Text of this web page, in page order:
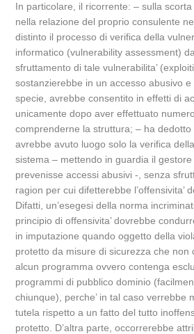
In particolare, il ricorrente: – sulla
nella relazione del proprio consulente
distinto il processo di verifica della
informatico (vulnerability assessment)
sfruttamento di tale vulnerabilita’
sostanzierebbe in un accesso abusivo
specie, avrebbe consentito in effetti di
unicamente dopo aver effettuato
comprenderne la struttura; – ha dedotto
avrebbe avuto luogo solo la verifica
sistema – mettendo in guardia il gestore
prevenisse accessi abusivi -, senza
ragion per cui difetterebbe l’offensivita’
Difatti, un’esegesi della norma
principio di offensivita’ dovrebbe
in imputazione quando oggetto della
protetto da misure di sicurezza che non
alcun programma ovvero contenga
programmi di pubblico dominio
chiunque), perche’ in tal caso verrebbe
tutela rispetto a un fatto del tutto
protetto. D’altra parte, occorrerebbe